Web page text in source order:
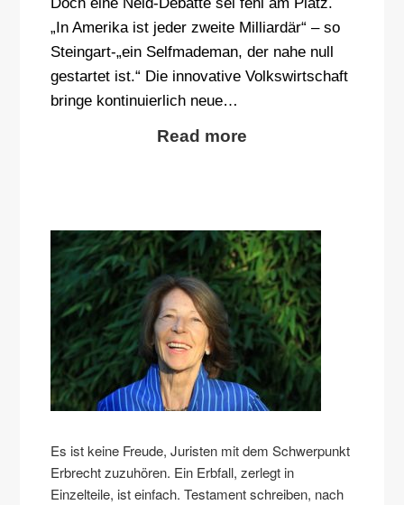
„In Amerika ist jeder zweite Milliardär“ – so
Steingart-„ein Selfmademan, der nahe null
gestartet ist.“ Die innovative Volkswirtschaft
bringe kontinuierlich neue…
Read more
Es ist keine Freude, Juristen mit dem Schwerpunkt
Erbrecht zuzuhören. Ein Erbfall, zerlegt in
Einzelteile, ist einfach. Testament schreiben, nach